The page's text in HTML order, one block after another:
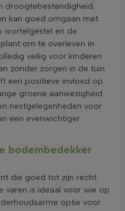
droogtebestendigheid,
kan goed omgaan met
wortelgestel en de
om te overleven in
veilig voor kinderen
zonder zorgen in de tuin
een positieve invloed op
groene aanwezigheid
nestgelegenheden voor
een evenwichtiger
bodembedekker
die goed tot zijn recht
varen is ideaal voor wie op
optie voor